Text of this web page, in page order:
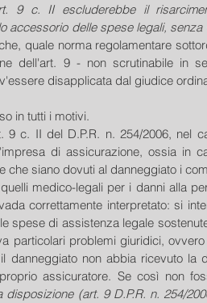
9 c. II escluderebbe il
accessorio delle spese legali, senza
quale norma regolamentare
dell'art. 9 - non scrutinabile in
disapplicata dal giudice
in tutti i motivi.
9 c. II del D.P.R. n. 254/2006, nel
di assicurazione, ossia in
che siano dovuti al danneggiato i
medico-legali per i danni alla
correttamente interpretato: si
spese di assistenza legale
particolari problemi giuridici,
danneggiato non abbia ricevuto la
assicuratore. Se così non
disposizione (art. 9 D.P.R. n. 254/